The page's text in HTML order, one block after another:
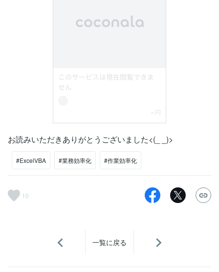
お読みいただきありがとうございました<(_ _)>
#ExcelVBA #業務効率化 #作業効率化
10
一覧に戻る